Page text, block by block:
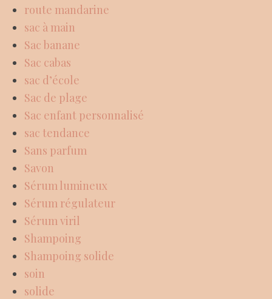
route mandarine
sac à main
Sac banane
Sac cabas
sac d’école
Sac de plage
Sac enfant personnalisé
sac tendance
Sans parfum
Savon
Sérum lumineux
Sérum régulateur
Sérum viril
Shampoing
Shampoing solide
soin
solide